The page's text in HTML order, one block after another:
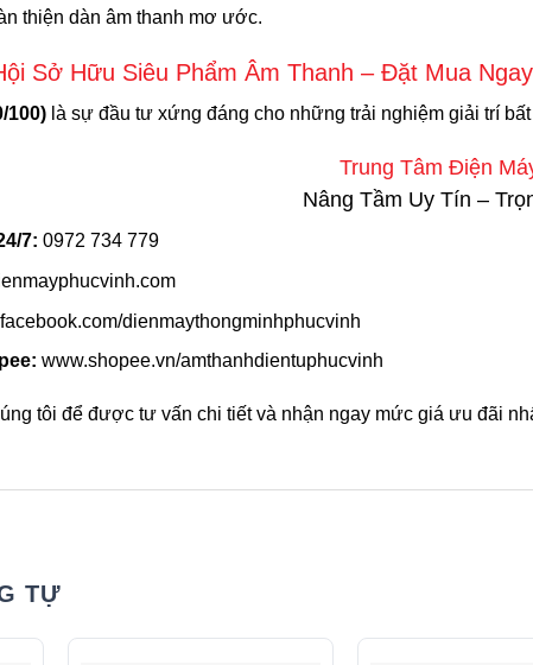
thiện dàn âm thanh mơ ước.
Sở Hữu Siêu Phẩm Âm Thanh – Đặt Mua
100) là sự đầu tư xứng đáng cho những trải nghiệm giải trí
Trung Tâm Điện
Nâng Tầm Uy Tín –
7: 0972 734 779
dienmaythongminhphucvinh
www.shopee.vn/amthanhdientuphucvinh
tôi để được tư vấn chi tiết và nhận ngay mức giá ưu đãi
TỰ